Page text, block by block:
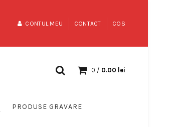
CONTUL MEU CONTACT COS
0 / 0.00 lei
PRODUSE GRAVARE